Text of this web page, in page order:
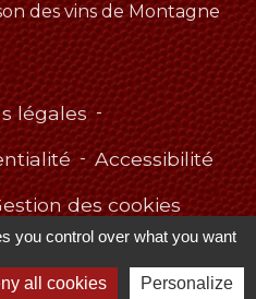
des vins de Montagne
légales -
- Accessibilité
des cookies
avec Réseau des Communes
you control over what you want
all cookies Personalize